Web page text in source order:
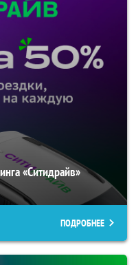
«Ситидрайв»
ПОДРОБНЕЕ